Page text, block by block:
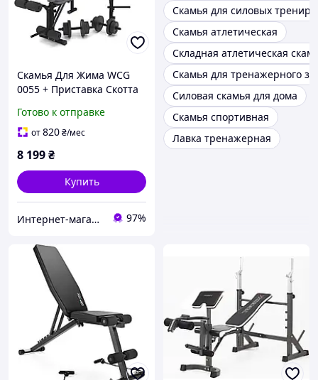
Скамья Для Жима WCG
0055 + Приставка Скотта
Готово к отправке
от820₴/мес
8 199₴
Купить
Интернет-магазин "TRENAZHERY" 97%
Скамья для силовых
Скамья атлетическая
Складная атлетическая
Скамья для тренажерного
Силовая скамья для дома
Скамья спортивная
Лавка тренажерная